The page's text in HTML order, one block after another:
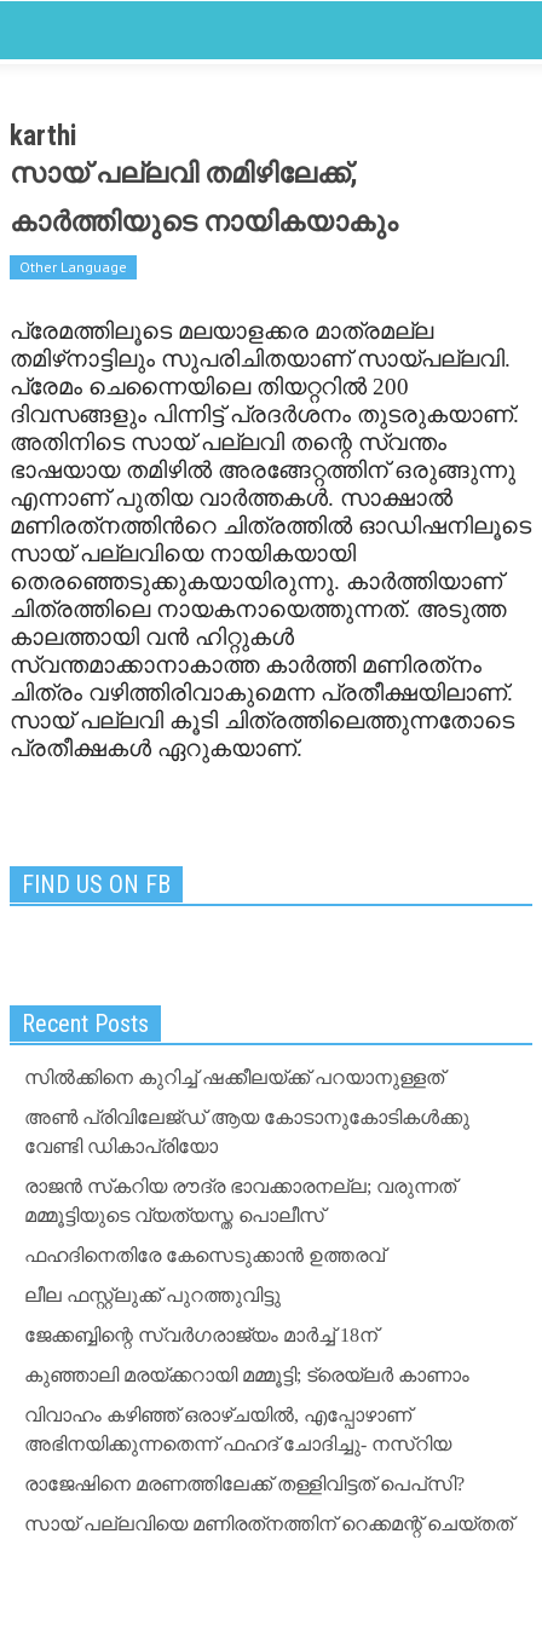
FEATURED
FILM SCAN
LATEST
OTHER LANGUAGE
STARBYTE
STARBYTES
TV
UPCOMING
VIDEO
karthi
സായ് പല്ലവി തമിഴിലേക്ക്,
കാര്‍ത്തിയുടെ നായികയാകും
Other Language
പ്രേമത്തിലൂടെ മലയാളക്കര മാത്രമല്ല
തമിഴ്‌നാട്ടിലും സുപരിചിതയാണ് സായ്പല്ലവി.
പ്രേമം ചെന്നൈയിലെ തിയറ്ററില്‍ 200
ദിവസങ്ങളും പിന്നിട്ട് പ്രദര്‍ശനം തുടരുകയാണ്.
അതിനിടെ സായ് പല്ലവി തന്റെ സ്വന്തം
ഭാഷയായ തമിഴില്‍ അരങ്ങേറ്റത്തിന് ഒരുങ്ങുന്നു
എന്നാണ് പുതിയ വാര്‍ത്തകള്‍. സാക്ഷാല്‍
മണിരത്‌നത്തിന്‍റെ ചിത്രത്തില്‍ ഓഡിഷനിലൂടെ
സായ് പല്ലവിയെ നായികയായി
തെരഞ്ഞെടുക്കുകയായിരുന്നു. കാര്‍ത്തിയാണ്
ചിത്രത്തിലെ നായകനായെത്തുന്നത്. അടുത്ത
കാലത്തായി വന്‍ ഹിറ്റുകള്‍
സ്വന്തമാക്കാനാകാത്ത കാര്‍ത്തി മണിരത്‌നം
ചിത്രം വഴിത്തിരിവാകുമെന്ന പ്രതീക്ഷയിലാണ്.
സായ് പല്ലവി കൂടി ചിത്രത്തിലെത്തുന്നതോടെ
പ്രതീക്ഷകള്‍ ഏറുകയാണ്.
FIND US ON FB
Recent Posts
സില്‍ക്കിനെ കുറിച്ച് ഷക്കീലയ്ക്ക് പറയാനുള്ളത്
അണ്‍ പ്രിവിലേജ്ഡ് ആയ കോടാനുകോടികള്‍ക്കു
വേണ്ടി ഡികാപ്രിയോ
രാജന്‍ സ്‌കറിയ രൗദ്ര ഭാവക്കാരനല്ല; വരുന്നത്
മമ്മൂട്ടിയുടെ വ്യത്യസ്ത പൊലീസ്
ഫഹദിനെതിരേ കേസെടുക്കാന്‍ ഉത്തരവ്
ലീല ഫസ്റ്റ്‌ലുക്ക് പുറത്തുവിട്ടു
ജേക്കബ്ബിന്റെ സ്വര്‍ഗരാജ്യം മാര്‍ച്ച് 18ന്
കുഞ്ഞാലി മരയ്ക്കറായി മമ്മൂട്ടി; ട്രെയ്‌ലര്‍ കാണാം
വിവാഹം കഴിഞ്ഞ് ഒരാഴ്ചയില്‍, എപ്പോഴാണ്
അഭിനയിക്കുന്നതെന്ന് ഫഹദ് ചോദിച്ചു- നസ്‌റിയ
രാജേഷിനെ മരണത്തിലേക്ക് തള്ളിവിട്ടത് പെപ്‌സി?
സായ് പല്ലവിയെ മണിരത്‌നത്തിന് റെക്കമന്റ് ചെയ്തത്